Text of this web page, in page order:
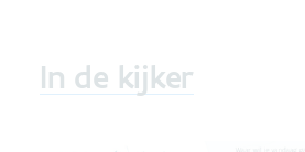
In de kijker